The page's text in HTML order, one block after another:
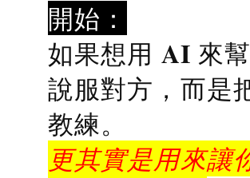
開始：
如果想用 AI 來
說服對方，而是
教練。
更其實是用來讓